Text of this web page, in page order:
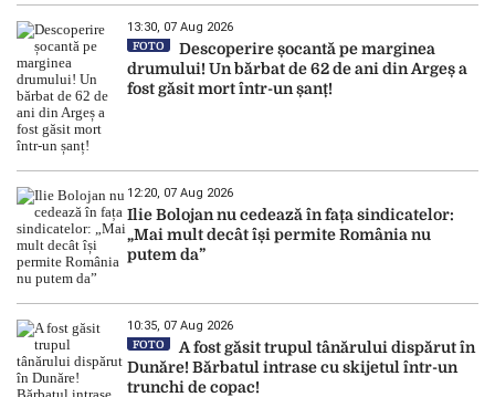
13:30, 07 Aug 2026
FOTO
Descoperire șocantă pe marginea
drumului! Un bărbat de 62 de ani din Argeș a
fost găsit mort într-un șanț!
12:20, 07 Aug 2026
Ilie Bolojan nu cedează în fața sindicatelor:
„Mai mult decât își permite România nu
putem da”
10:35, 07 Aug 2026
FOTO
A fost găsit trupul tânărului dispărut în
Dunăre! Bărbatul intrase cu skijetul într-un
trunchi de copac!